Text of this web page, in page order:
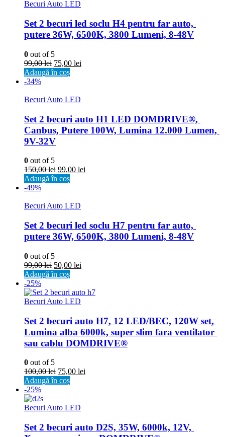
Becuri Auto LED
Set 2 becuri led soclu H4 pentru far auto,
putere 36W, 6500K, 3800 Lumeni, 8-48V
0 out of 5
99,00lei 75,00 lei
Adaugă în coș
-34%
Becuri Auto LED
Set 2 becuri auto H1 LED DOMDRIVE®,
Canbus, Putere 100W, Lumina 12.000 Lumen,
9V-32V
0 out of 5
150,00lei 99,00 lei
Adaugă în coș
-49%
Becuri Auto LED
Set 2 becuri led soclu H7 pentru far auto,
putere 36W, 6500K, 3800 Lumeni, 8-48V
0 out of 5
99,00lei 50,00 lei
Adaugă în coș
-25%
Becuri Auto LED
Set 2 becuri auto H7, 12 LED/BEC, 120W set,
Lumina alba 6000k, super slim fara ventilator
sau cablu DOMDRIVE®
0 out of 5
100,00lei 75,00 lei
Adaugă în coș
-25%
Becuri Auto LED
Set 2 becuri auto D2S, 35W, 6000k, 12V,